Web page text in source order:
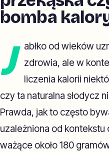
bomba
J
abłko od wieków
zdrowia, ale w
liczenia kalorii
czy ta naturalna słodycz
Prawda, jak to często
uzależniona od kontekstu
ważące około 180